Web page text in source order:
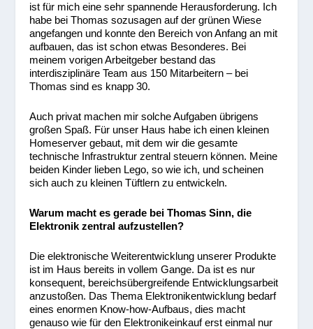
ist für mich eine sehr spannende Herausforderung. Ich
habe bei Thomas sozusagen auf der grünen Wiese
angefangen und konnte den Bereich von Anfang an mit
aufbauen, das ist schon etwas Besonderes. Bei
meinem vorigen Arbeitgeber bestand das
interdisziplinäre Team aus 150 Mitarbeitern – bei
Thomas sind es knapp 30.
Auch privat machen mir solche Aufgaben übrigens
großen Spaß. Für unser Haus habe ich einen kleinen
Homeserver gebaut, mit dem wir die gesamte
technische Infrastruktur zentral steuern können. Meine
beiden Kinder lieben Lego, so wie ich, und scheinen
sich auch zu kleinen Tüftlern zu entwickeln.
Warum macht es gerade bei Thomas Sinn, die
Elektronik zentral aufzustellen?
Die elektronische Weiterentwicklung unserer Produkte
ist im Haus bereits in vollem Gange. Da ist es nur
konsequent, bereichsübergreifende Entwicklungsarbeit
anzustoßen. Das Thema Elektronikentwicklung bedarf
eines enormen Know-how-Aufbaus, dies macht
genauso wie für den Elektronikeinkauf erst einmal nur